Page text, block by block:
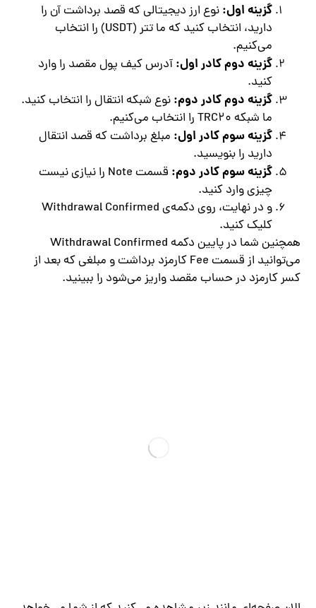
گزینه اول:نوع ارز دیجیتالی که قصد برداشت آن را
دارید، انتخاب کنید که ما تتر (USDT) را انتخاب
می‌کنیم.
گزینه دوم کادر اول:آدرس کیف پول مقصد را وارد
کنید.
گزینه دوم کادر دوم:نوع شبکه انتقال را انتخاب کنید.
ما شبکه TRC20 را انتخاب می‌کنیم.
گزینه سوم کادر اول: مبلغ برداشت که قصد انتقال
دارید را بنویسید.
گزینه سوم کادر دوم:
قسمت Note را نیازی نیست
چیزی وارد کنید.
و در نهایت، روی دکمه‌ی Withdrawal Confirmed
کلیک کنید.
همچنین شما در پایین دکمه Withdrawal Confirmed
می‌توانید از قسمت Fee کارمزد برداشت و مبلغی که بعد از
کسر کارمزد در حساب مقصد واریز می‌شود را ببینید.